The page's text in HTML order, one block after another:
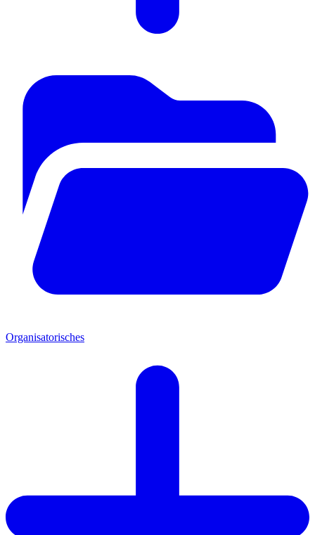
Organisatorisches